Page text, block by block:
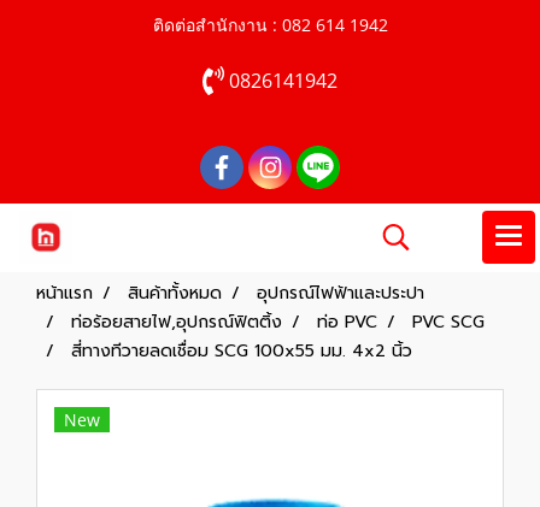
ติดต่อสำนักงาน : 082 614 1942
0826141942
หน้าแรก สินค้าทั้งหมด
อุปกรณ์ไฟฟ้าและประปา
ท่อร้อยสายไฟ,อุปกรณ์ฟิตติ้ง
ท่อ PVC
PVC SCG
สี่ทางทีวายลดเชื่อม SCG 100x55 มม. 4x2 นิ้ว
New